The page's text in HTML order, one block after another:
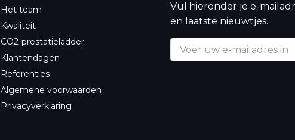
Het team
Kwaliteit
CO2-prestatieladder
Klantendagen
Referenties
Algemene voorwaarden
Privacyverklaring
Vul hieronder je e-
en laatste nieuwtjes.